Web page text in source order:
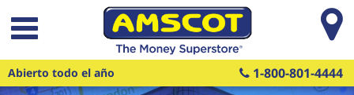
Saltar al contenido principal
Abierto todo el año 1-800-801-4444